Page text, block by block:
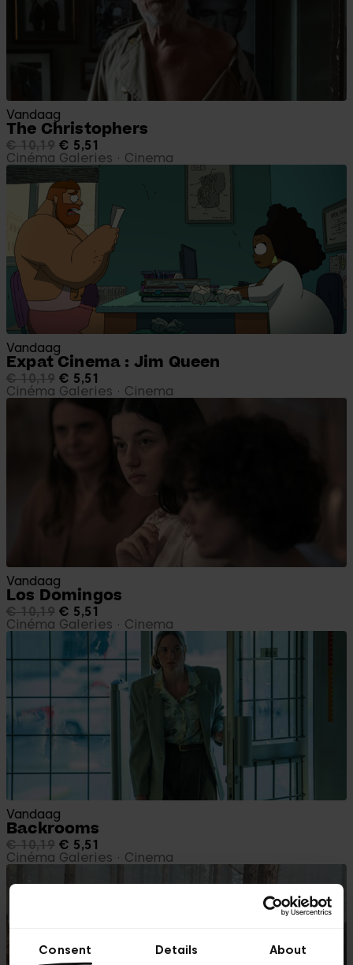
Consent Details About
Vandaag
The Christophers
€ 10,19 € 5,51
Cinéma Galeries
Cinema
Vandaag
Expat Cinema : Jim Queen
€ 10,19 € 5,51
Cinéma Galeries
Cinema
Vandaag
Los Domingos
€ 10,19 € 5,51
Cinéma Galeries
Cinema
Vandaag
Backrooms
€ 10,19 € 5,51
Cinéma Galeries
Cinema